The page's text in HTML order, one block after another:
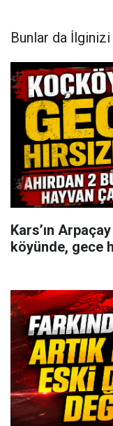
Bunlar da
Kars’ın
köyünde, gece